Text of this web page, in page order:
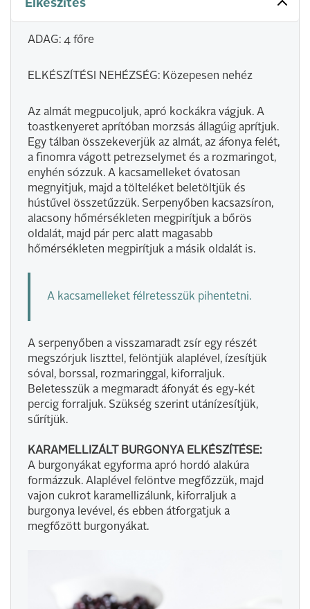
Elkészítés
ADAG: 4 főre
ELKÉSZÍTÉSI NEHÉZSÉG: Közepesen nehéz
Az almát megpucoljuk, apró kockákra vágjuk. A
toastkenyeret aprítóban morzsás állagúig aprítjuk.
Egy tálban összekeverjük az almát, az áfonya felét,
a finomra vágott petrezselymet és a rozmaringot,
enyhén sózzuk. A kacsamelleket óvatosan
megnyitjuk, majd a tölteléket beletöltjük és
hústűvel összetűzzük. Serpenyőben kacsazsíron,
alacsony hőmérsékleten megpirítjuk a bőrös
oldalát, majd pár perc alatt magasabb
hőmérsékleten megpirítjuk a másik oldalát is.
A kacsamelleket félretesszük pihentetni.
A serpenyőben a visszamaradt zsír egy részét
megszórjuk liszttel, felöntjük alaplével, ízesítjük
sóval, borssal, rozmaringgal, kiforraljuk.
Beletesszük a megmaradt áfonyát és egy-két
percig forraljuk. Szükség szerint utánízesítjük,
sűrítjük.
KARAMELLIZÁLT BURGONYA ELKÉSZÍTÉSE:
A burgonyákat egyforma apró hordó alakúra
formázzuk. Alaplével felöntve megfőzzük, majd
vajon cukrot karamellizálunk, kiforraljuk a
burgonya levével, és ebben átforgatjuk a
megfőzött burgonyákat.